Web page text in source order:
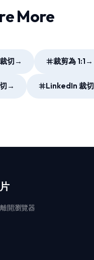
More
切 → 裁剪為 1:1 →
→ LinkedIn 裁切
開瀏覽器